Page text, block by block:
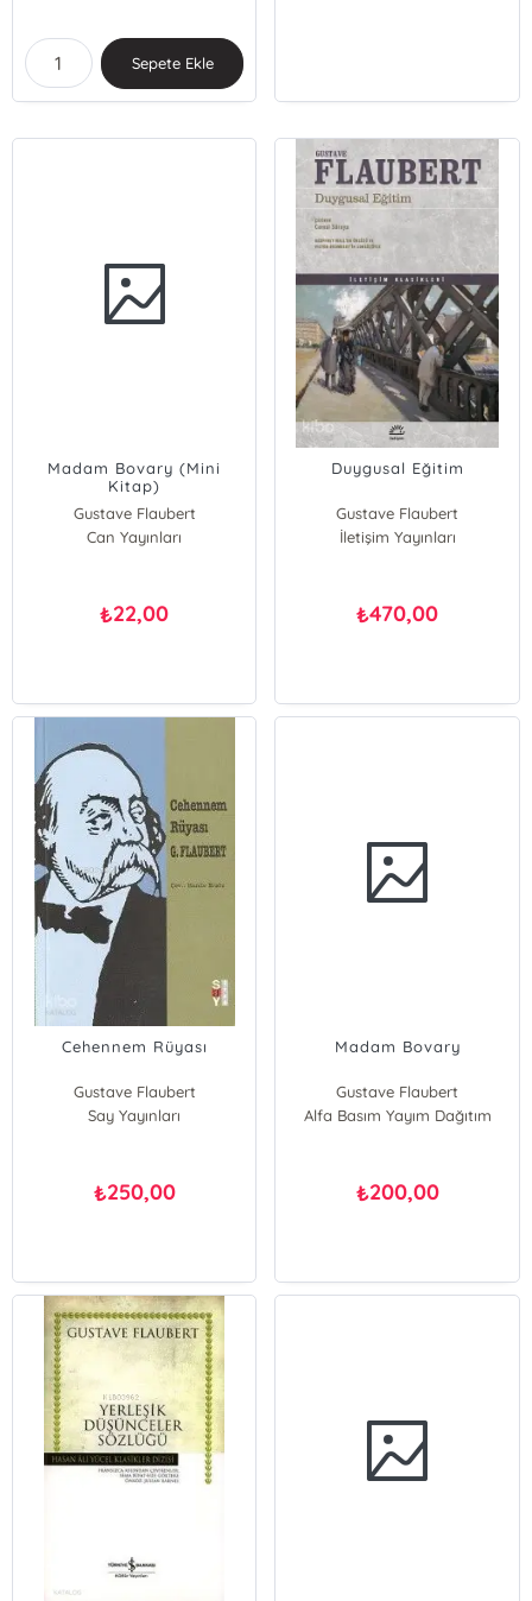
Sepete Ekle
Madam Bovary (Mini
Kitap)
Gustave Flaubert
Can Yayınları
₺22,00
Duygusal Eğitim
Gustave Flaubert
İletişim Yayınları
₺470,00
Cehennem Rüyası
Gustave Flaubert
Say Yayınları
₺250,00
Madam Bovary
Gustave Flaubert
Alfa Basım Yayım Dağıtım
₺200,00